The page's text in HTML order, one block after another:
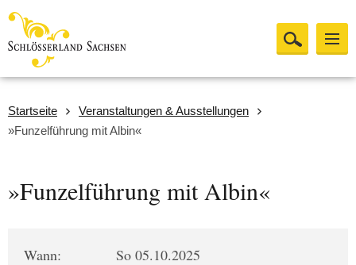
Startseite
Veranstaltungen & Ausstellungen
»Funzelführung mit Albin«
»Funzelführung mit Albin«
Wann:
So 05.10.2025